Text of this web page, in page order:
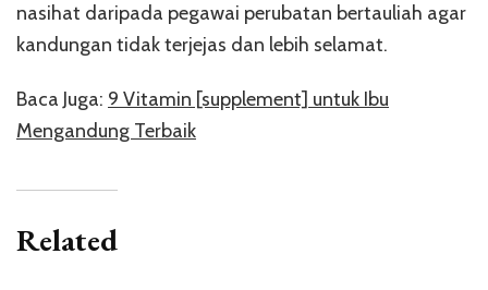
nasihat daripada pegawai perubatan bertauliah agar
kandungan tidak terjejas dan lebih selamat.
Baca Juga: 9 Vitamin [supplement] untuk Ibu
Mengandung Terbaik
Related